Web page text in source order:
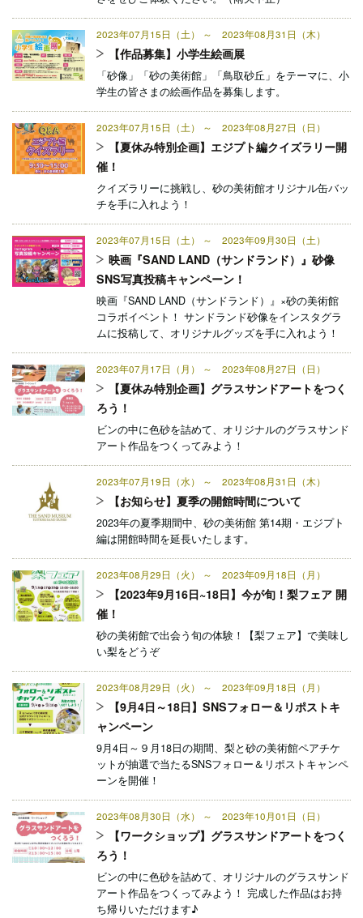
2023年07月15日（土） ～ 2023年08月31日（木）
【作品募集】小学生絵画展
「砂像」「砂の美術館」「鳥取砂丘」をテーマに、小
学生の皆さまの絵画作品を募集します。
2023年07月15日（土） ～ 2023年08月27日（日）
【夏休み特別企画】エジプト編クイズラリー開
催！
クイズラリーに挑戦し、砂の美術館オリジナル缶バッ
チを手に入れよう！
2023年07月15日（土） ～ 2023年09月30日（土）
映画『SAND LAND（サンドランド）』砂像
SNS写真投稿キャンペーン！
映画『SAND LAND（サンドランド）』×砂の美術館
コラボイベント！ サンドランド砂像をインスタグラ
ムに投稿して、オリジナルグッズを手に入れよう！
2023年07月17日（月） ～ 2023年08月27日（日）
【夏休み特別企画】グラスサンドアートをつく
ろう！
ビンの中に色砂を詰めて、オリジナルのグラスサンド
アート作品をつくってみよう！
2023年07月19日（水） ～ 2023年08月31日（木）
【お知らせ】夏季の開館時間について
2023年の夏季期間中、砂の美術館 第14期・エジプト
編は開館時間を延長いたします。
2023年08月29日（火） ～ 2023年09月18日（月）
【2023年9月16日~18日】今が旬！梨フェア 開
催！
砂の美術館で出会う旬の体験！【梨フェア】で美味し
い梨をどうぞ
2023年08月29日（火） ～ 2023年09月18日（月）
【9月4日～18日】SNSフォロー＆リポストキ
ャンペーン
9月4日～９月18日の期間、梨と砂の美術館ペアチケ
ットが抽選で当たるSNSフォロー＆リポストキャンペ
ーンを開催！
2023年08月30日（水） ～ 2023年10月01日（日）
【ワークショップ】グラスサンドアートをつく
ろう！
ビンの中に色砂を詰めて、オリジナルのグラスサンド
アート作品をつくってみよう！ 完成した作品はお持
ち帰りいただけます♪